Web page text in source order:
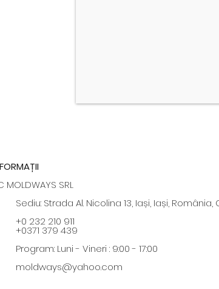
MOLDWAYS SRL
Strada Al. Nicolina 13, Iași, Iași, România,
232 210 911
379 439
Luni - Vineri : 9:00 - 17:00
moldways@yahoo.com